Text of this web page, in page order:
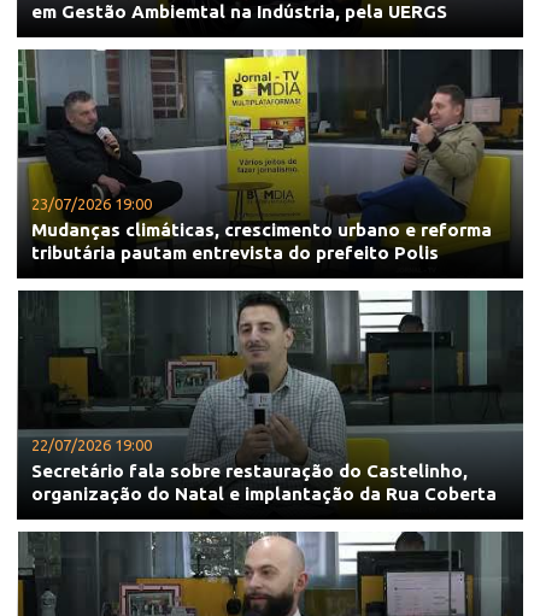
em Gestão Ambiemtal na Indústria, pela UERGS
23/07/2026 19:00
Mudanças climáticas, crescimento urbano e reforma
tributária pautam entrevista do prefeito Polis
22/07/2026 19:00
Secretário fala sobre restauração do Castelinho,
organização do Natal e implantação da Rua Coberta